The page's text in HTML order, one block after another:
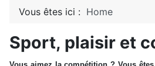
Vous êtes ici : Home
Sport, plaisir et